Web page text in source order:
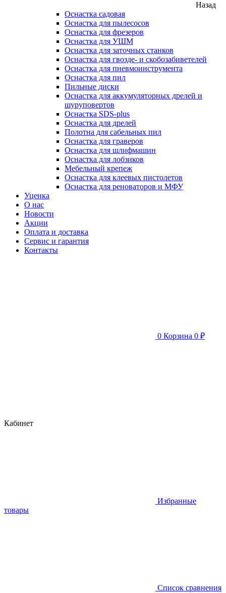
Назад
Оснастка садовая
Оснастка для пылесосов
Оснастка для фрезеров
Оснастка для УШМ
Оснастка для заточных станков
Оснастка для гвозде- и скобозабиветелей
Оснастка для пневмоинструмента
Оснастка для пил
Пильные диски
Оснастка для аккумуляторных дрелей и
шуруповертов
Оснастка SDS-plus
Оснастка для дрелей
Полотна для сабельных пил
Оснастка для граверов
Оснастка для шлифмашин
Оснастка для лобзиков
Мебельный крепеж
Оснастка для клеевых пистолетов
Оснастка для реноваторов и МФУ
Уценка
О нас
Новости
Акции
Оплата и доставка
Сервис и гарантия
Контакты
0 Корзина 0 ₽
Кабинет
Избранные
товары
Список сравнения